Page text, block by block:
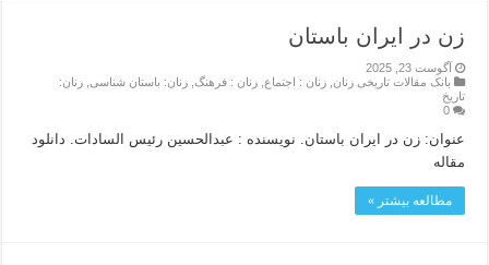
زن در ایران باستان
آگوست 23, 2025
بانک مقالات تاریخی زنان ,زنان : اجتماع ,زنان : فرهنگ ,زنان: باستان شناسی ,زنان:
تاریخ
0
عنوان: زن در ایران باستان. نویسنده : عبدالحسین رئیس السادات. دانلود
مقاله
مطالعه بیشتر »